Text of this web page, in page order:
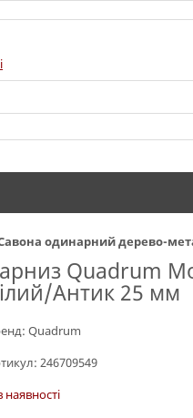
одинарний дерево-
Quadrum
Антик 25 мм
Quadrum
246709549
наявності